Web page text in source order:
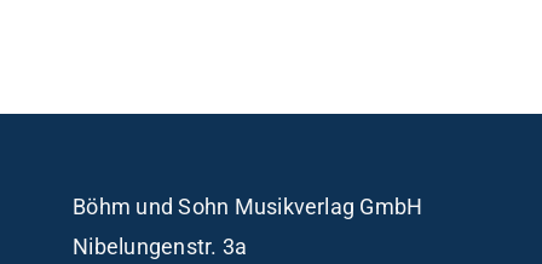
Böhm und Sohn Musikverlag GmbH
Nibelungenstr. 3a